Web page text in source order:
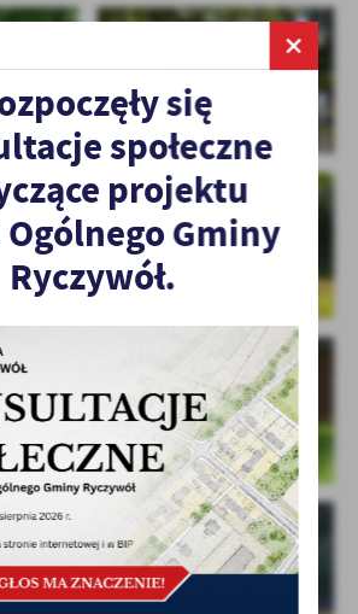
się
społeczne
projektu
Gminy
Ryczywół.